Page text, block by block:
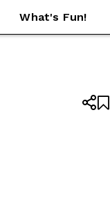
What's Fun!

